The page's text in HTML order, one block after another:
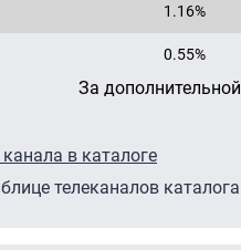
1.16%
0.55%
За
в каталоге
телеканалов каталога